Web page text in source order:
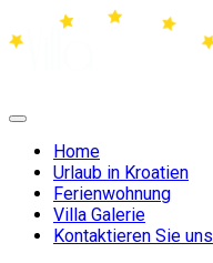
Home
Urlaub in Kroatien
Ferienwohnung
Villa Galerie
Kontaktieren Sie uns